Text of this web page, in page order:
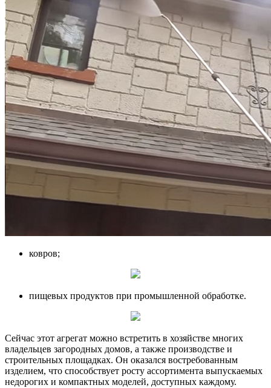
ковров;
пищевых продуктов при промышленной обработке.
Сейчас этот агрегат можно встретить в хозяйстве многих
владельцев загородных домов, а также производстве и
строительных площадках. Он оказался востребованным
изделием, что способствует росту ассортимента выпускаемых
недорогих и компактных моделей, доступных каждому.